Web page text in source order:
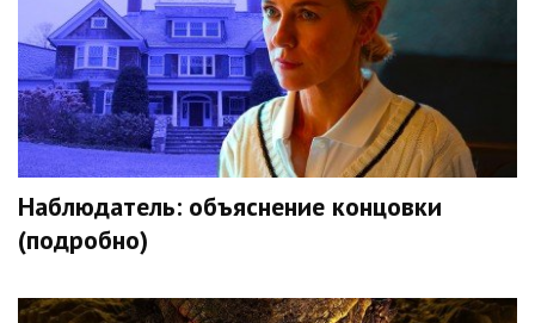
Наблюдатель: объяснение концовки
(подробно)